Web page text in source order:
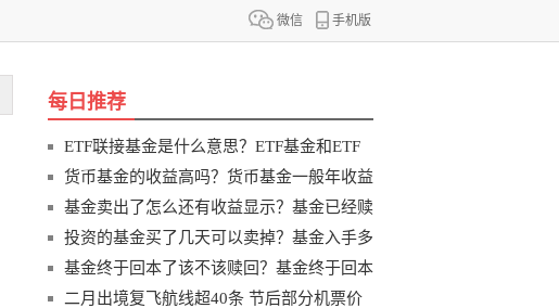
微信 手机版
每日推荐
ETF联接基金是什么意思？ETF基金和ETF
联
货币基金的收益高吗？货币基金一般年收益
基金卖出了怎么还有收益显示？基金已经赎
投资的基金买了几天可以卖掉？基金入手多
基金终于回本了该不该赎回？基金终于回本
二月出境复飞航线超40条 节后部分机票价